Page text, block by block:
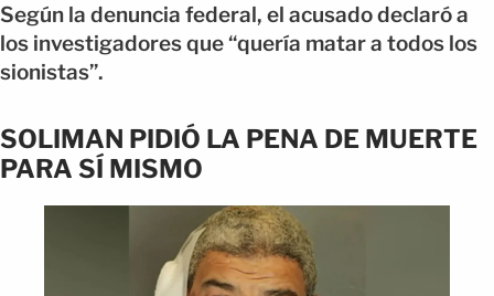
Según la denuncia federal, el acusado declaró a
los investigadores que “quería matar a todos los
sionistas”.
SOLIMAN PIDIÓ LA PENA DE MUERTE
PARA SÍ MISMO